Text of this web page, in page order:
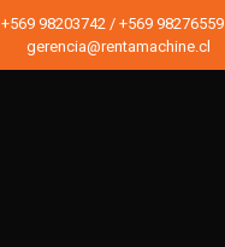
+569 98203742 / +569 98276559
gerencia@rentamachine.cl